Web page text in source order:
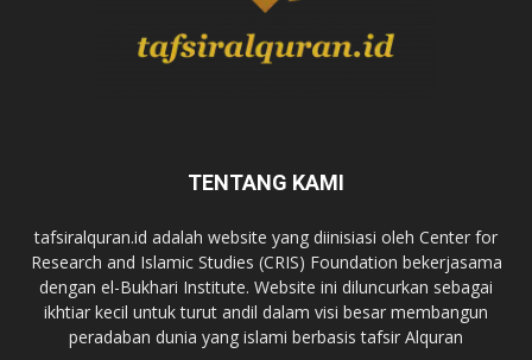
TENTANG KAMI
tafsiralquran.id adalah website yang diinisiasi oleh Center for
Research and Islamic Studies (CRIS) Foundation bekerjasama
dengan el-Bukhari Institute. Website ini diluncurkan sebagai
ikhtiar kecil untuk turut andil dalam visi besar membangun
peradaban dunia yang islami berbasis tafsir Alquran